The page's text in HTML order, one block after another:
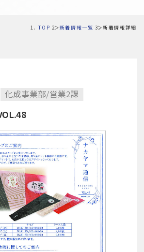
TOP 新着情報一覧 新着情報詳細
化成事業部/営業2課